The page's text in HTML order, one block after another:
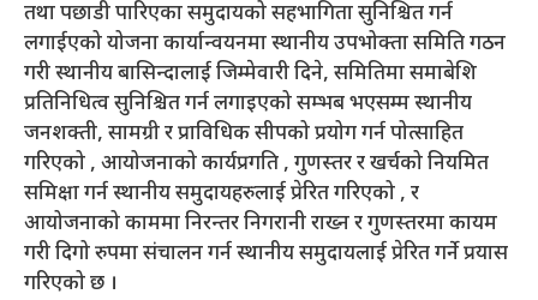
तथा पछाडी पारिएका समुदायको सहभागिता सुनिश्चित गर्न
लगाईएको योजना कार्यान्वयनमा स्थानीय उपभोक्ता समिति गठन
गरी स्थानीय बासिन्दालाई जिम्मेवारी दिने, समितिमा समाबेशि
प्रतिनिधित्व सुनिश्चित गर्न लगाइएको सम्भब भएसम्म स्थानीय
जनशक्ती, सामग्री र प्राविधिक सीपको प्रयोग गर्न पोत्साहित
गरिएको , आयोजनाको कार्यप्रगति , गुणस्तर र खर्चको नियमित
समिक्षा गर्न स्थानीय समुदायहरुलाई प्रेरित गरिएको , र
आयोजनाको काममा निरन्तर निगरानी राख्न र गुणस्तरमा कायम
गरी दिगो रुपमा संचालन गर्न स्थानीय समुदायलाई प्रेरित गर्ने प्रयास
गरिएको छ ।